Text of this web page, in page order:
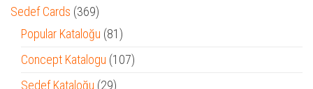
ürün
Sedef Cards 369369
ürün
Popular Kataloğu 8181
ürün
Concept Katalogu 107107
Sedef Kataloğu 2929